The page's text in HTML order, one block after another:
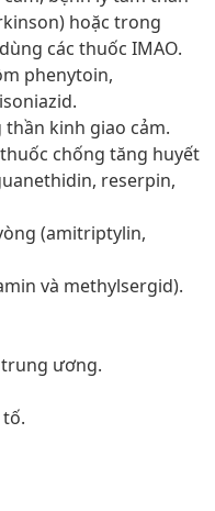
hoặc trong
các thuốc IMAO.
phenytoin,
thần kinh giao cảm.
chống tăng huyết
reserpin,
(amitriptylin,
và methylsergid).
ương.